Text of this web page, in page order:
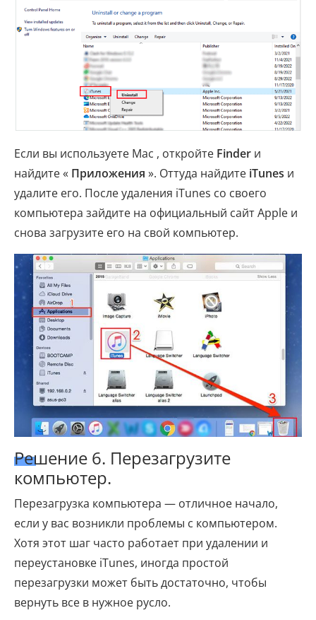
Если вы используете Mac , откройте Finder и
найдите « Приложения ». Оттуда найдите iTunes и
удалите его. После удаления iTunes со своего
компьютера зайдите на официальный сайт Apple и
снова загрузите его на свой компьютер.
Решение 6. Перезагрузите
компьютер.
Перезагрузка компьютера — отличное начало,
если у вас возникли проблемы с компьютером.
Хотя этот шаг часто работает при удалении и
переустановке iTunes, иногда простой
перезагрузки может быть достаточно, чтобы
вернуть все в нужное русло.